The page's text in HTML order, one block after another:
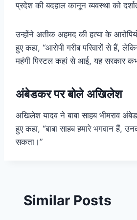
प्रदेश की बदहाल कानून व्यवस्था को
उन्होंने अतीक अहमद की हत्या के
हुए कहा, “आरोपी गरीब परिवारों से हैं,
महंगी पिस्टल कहां से आई, यह सरकार
अंबेडकर पर बोले अखिलेश
अखिलेश यादव ने बाबा साहब भीमराव
हुए कहा, “बाबा साहब हमारे भगवान हैं,
सकता।”
Similar Posts